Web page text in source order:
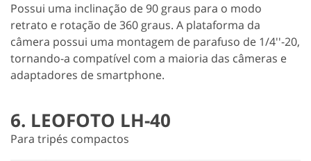
Possui uma inclinação de 90 graus para o modo
retrato e rotação de 360 graus. A plataforma da
câmera possui uma montagem de parafuso de 1/4''-20,
tornando-a compatível com a maioria das câmeras e
adaptadores de smartphone.
6. LEOFOTO LH-40
Para tripés compactos